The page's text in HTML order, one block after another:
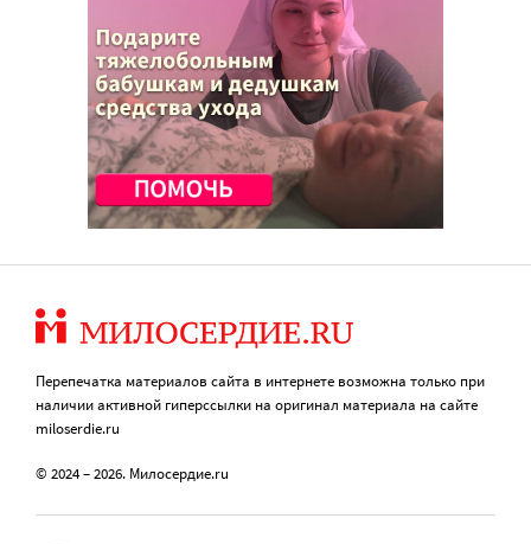
Перепечатка материалов сайта в интернете возможна только при
наличии активной гиперссылки на оригинал материала на сайте
miloserdie.ru
© 2024 – 2026. Милосердие.ru